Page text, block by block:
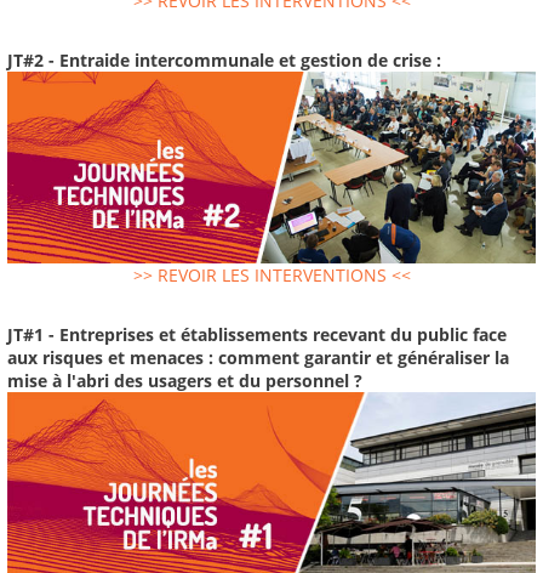
JT#2 - Entraide intercommunale et gestion de crise :
>> REVOIR LES INTERVENTIONS <<
JT#1 - Entreprises et établissements recevant du public face
aux risques et menaces : comment garantir et généraliser la
mise à l'abri des usagers et du personnel ?